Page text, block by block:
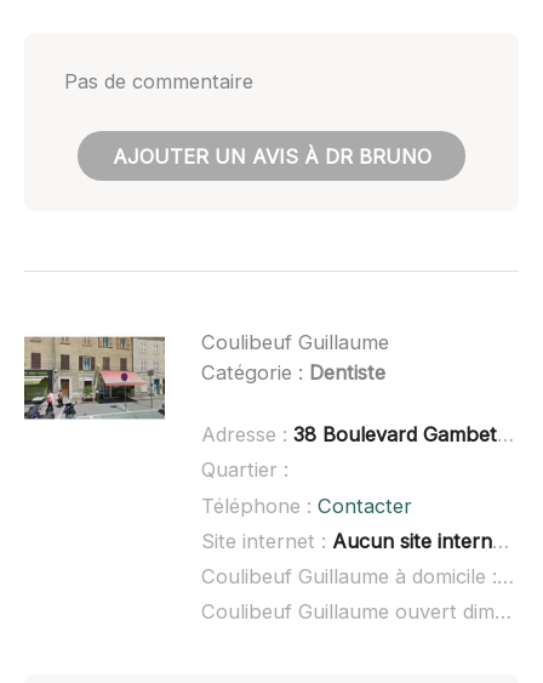
Pas de commentaire
AJOUTER UN AVIS À DR BRUNO
Coulibeuf Guillaume
Catégorie : Dentiste
Adresse : 38 Boulevard Gambetta, 83460 Les Arcs
Quartier :
Téléphone : Contacter
Site internet : Aucun site internet connu
Coulibeuf Guillaume à domicile :
Coulibeuf Guillaume ouvert dimanche :